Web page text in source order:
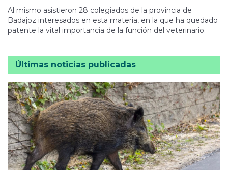
Al mismo asistieron 28 colegiados de la provincia de
Badajoz interesados en esta materia, en la que ha quedado
patente la vital importancia de la función del veterinario.
Últimas noticias publicadas